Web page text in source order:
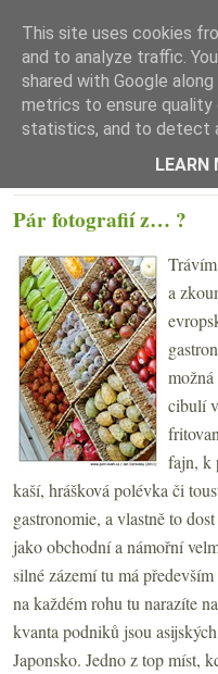
Pár fotografií z… ?
a
cibulí
fajn, k
kaší, hrášková polévka či
gastronomie, a vlastně to
jako obchodní a námořní
silné zázemí tu má
na každém rohu tu narazíte
kvanta podniků jsou
Japonsko. Jedno z top míst,
This site uses cookies
and to analyze traffic.
shared with Google
metrics to ensure quality
statistics, and to detect
LEARN